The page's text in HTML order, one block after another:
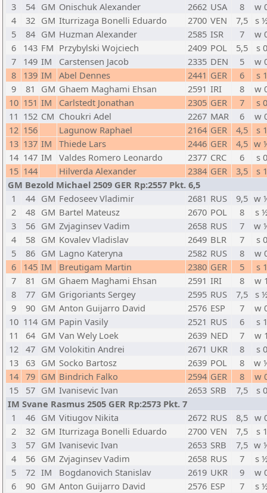
3
54 GM Onischuk Alexander 2662 USA 8
w
4
32 GM Iturrizaga Bonelli Eduardo 2700 VEN 7,5
s
5
84 GM Huzman Alexander 2585 ISR 7
w
6
143 FM Przybylski Wojciech 2409 POL 5,5
s 0
7
149 IM Carstensen Jacob 2335 DEN 5
w
8
139 IM Abel Dennes 2441 GER 6
s 1
9
81 GM Ghaem Maghami Ehsan 2591 IRI 8
w
10 151 IM Carlstedt Jonathan 2305 GER 7
s 0
11 152 CM Choukri Adel 2267 MAR 6
w
12 156 Lagunow Raphael 2164 GER 4,5
s 1
13 137 IM Thiede Lars 2446 GER 4,5 w
14 147 IM Valdes Romero Leonardo 2377 CRC 6
s 0
15 144 Hilverda Alexander 2384 GER 3,5
s 1
GM Bezold Michael 2509 GER Rp:2557 Pkt. 6,5
1
44 GM Fedoseev Vladimir 2681 RUS 9,5 w
2
48 GM Bartel Mateusz 2670 POL 8
s
3
56 GM Zvjaginsev Vadim 2658 RUS 7
w
4
58 GM Kovalev Vladislav 2649 BLR 7
s 0
5
86 GM Lagno Kateryna 2582 RUS 8
w
6
145 IM Breutigam Martin 2380 GER 5
s 1
7
81 GM Ghaem Maghami Ehsan 2591 IRI 8
w
8
77 GM Grigoriants Sergey 2595 RUS 7,5
s
9
90 GM Anton Guijarro David 2576 ESP 7
w
10 114 GM Papin Vasily 2521 RUS 6
s 1
11
64 GM Van Wely Loek 2639 NED 7
w
12 47 GM Volokitin Andrei 2671 UKR 8
s 0
13 63 GM Socko Bartosz 2639 POL 8
w
14 79 GM Bindrich Falko 2594 GER 8
w
15
57 GM Ivanisevic Ivan 2653 SRB 7,5
s 0
IM Svane Rasmus 2505 GER Rp:2573 Pkt. 7
1
46 GM Vitiugov Nikita 2672 RUS 8,5 w
2
32 GM Iturrizaga Bonelli Eduardo 2700 VEN 7,5
s 1
3
57 GM Ivanisevic Ivan 2653 SRB 7,5 w
4
56 GM Zvjaginsev Vadim 2658 RUS 7
s
5
72 IM Bogdanovich Stanislav 2619 UKR 9
w
6
90 GM Anton Guijarro David 2576 ESP 7
s